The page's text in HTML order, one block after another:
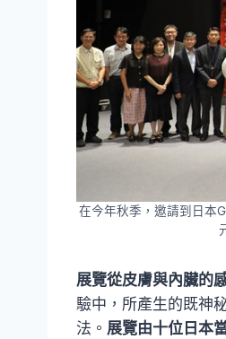
在今年秋季，邀請到日本
展覽從皮膚與內臟的
驗中，所產生的既神
法。 展覽由十位日本